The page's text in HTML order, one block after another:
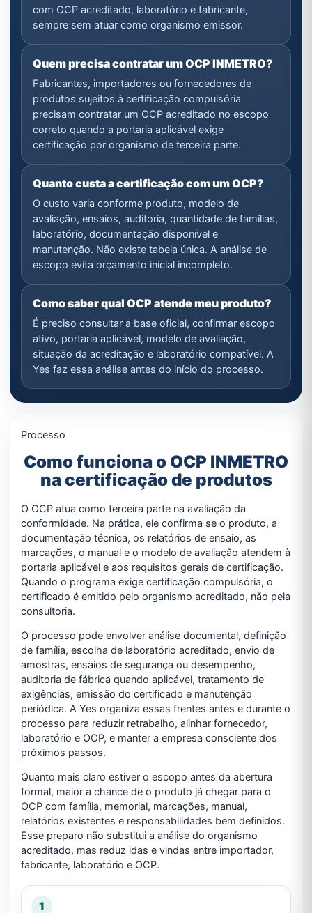
com OCP acreditado, laboratório e fabricante,
sempre sem atuar como organismo emissor.
Quem precisa contratar um OCP INMETRO?
Fabricantes, importadores ou fornecedores de
produtos sujeitos à certificação compulsória
precisam contratar um OCP acreditado no escopo
correto quando a portaria aplicável exige
certificação por organismo de terceira parte.
Quanto custa a certificação com um OCP?
O custo varia conforme produto, modelo de
avaliação, ensaios, auditoria, quantidade de famílias,
laboratório, documentação disponível e
manutenção. Não existe tabela única. A análise de
escopo evita orçamento inicial incompleto.
Como saber qual OCP atende meu produto?
É preciso consultar a base oficial, confirmar escopo
ativo, portaria aplicável, modelo de avaliação,
situação da acreditação e laboratório compatível. A
Yes faz essa análise antes do início do processo.
Processo
Como funciona o OCP INMETRO
na certificação de produtos
O OCP atua como terceira parte na avaliação da
conformidade. Na prática, ele confirma se o produto, a
documentação técnica, os relatórios de ensaio, as
marcações, o manual e o modelo de avaliação atendem à
portaria aplicável e aos requisitos gerais de certificação.
Quando o programa exige certificação compulsória, o
certificado é emitido pelo organismo acreditado, não pela
consultoria.
O processo pode envolver análise documental, definição
de família, escolha de laboratório acreditado, envio de
amostras, ensaios de segurança ou desempenho,
auditoria de fábrica quando aplicável, tratamento de
exigências, emissão do certificado e manutenção
periódica. A Yes organiza essas frentes antes e durante o
processo para reduzir retrabalho, alinhar fornecedor,
laboratório e OCP, e manter a empresa consciente dos
próximos passos.
Quanto mais claro estiver o escopo antes da abertura
formal, maior a chance de o produto já chegar para o
OCP com família, memorial, marcações, manual,
relatórios existentes e responsabilidades bem definidos.
Esse preparo não substitui a análise do organismo
acreditado, mas reduz idas e vindas entre importador,
fabricante, laboratório e OCP.
1